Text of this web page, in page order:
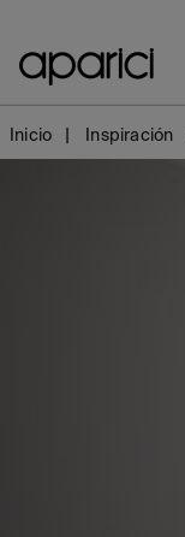
Inicio Inspiración